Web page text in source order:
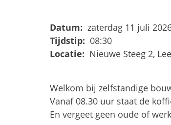
Datum: zaterdag 11 juli
Tijdstip: 08:30
Locatie: Nieuwe Steeg 2,
Welkom bij zelfstandige
Vanaf 08.30 uur staat de
En vergeet geen oude of